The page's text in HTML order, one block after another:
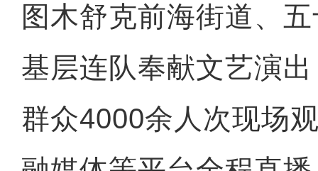
图木舒克前海街道、
基层连队奉献文艺演
群众4000余人次现场